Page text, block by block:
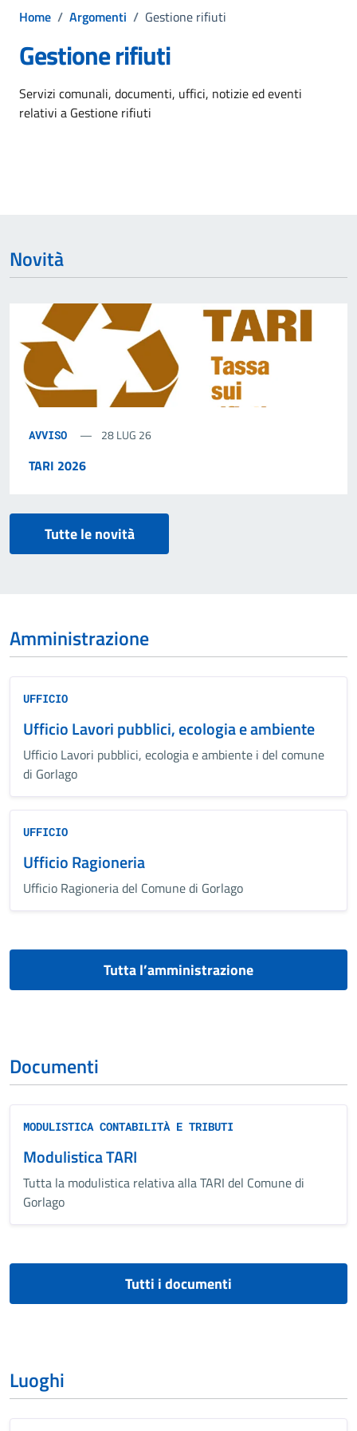
Home / Argomenti / Gestione rifiuti
Gestione rifiuti
Dettagli dell'argomento
Servizi comunali, documenti, uffici, notizie ed eventi
relativi a Gestione rifiuti
Novità
AVVISO 28 LUG 26
TARI 2026
Tutte le novità
Amministrazione
UFFICIO
Ufficio Lavori pubblici, ecologia e ambiente
Ufficio Lavori pubblici, ecologia e ambiente i del comune
di Gorlago
UFFICIO
Ufficio Ragioneria
Ufficio Ragioneria del Comune di Gorlago
Tutta l’amministrazione
Documenti
MODULISTICA CONTABILITÀ E TRIBUTI
Modulistica TARI
Tutta la modulistica relativa alla TARI del Comune di
Gorlago
Tutti i documenti
Luoghi